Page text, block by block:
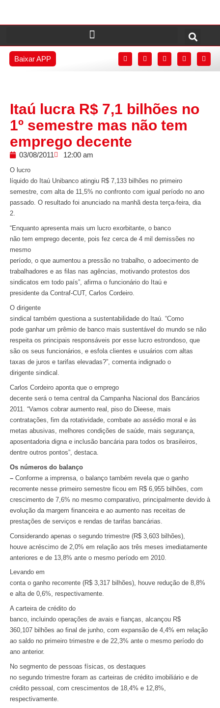
Baixar APP
Itaú lucra R$ 7,1 bilhões no
1º semestre mas não tem
emprego decente
03/08/2011 12:00 am
O lucro
líquido do Itaú Unibanco atingiu R$ 7,133 bilhões no primeiro
semestre, com alta de 11,5% no confronto com igual período no ano
passado. O resultado foi anunciado na manhã desta terça-feira, dia
2.
“Enquanto apresenta mais um lucro exorbitante, o banco
não tem emprego decente, pois fez cerca de 4 mil demissões no
mesmo
período, o que aumentou a pressão no trabalho, o adoecimento de
trabalhadores e as filas nas agências, motivando protestos dos
sindicatos em todo país”, afirma o funcionário do Itaú e
presidente da Contraf-CUT, Carlos Cordeiro.
O dirigente
sindical também questiona a sustentabilidade do Itaú. “Como
pode ganhar um prêmio de banco mais sustentável do mundo se não
respeita os principais responsáveis por esse lucro estrondoso, que
são os seus funcionários, e esfola clientes e usuários com altas
taxas de juros e tarifas elevadas?”, comenta indignado o
dirigente sindical.
Carlos Cordeiro aponta que o emprego
decente será o tema central da Campanha Nacional dos Bancários
2011. “Vamos cobrar aumento real, piso do Dieese, mais
contratações, fim da rotatividade, combate ao assédio moral e às
metas abusivas, melhores condições de saúde, mais segurança,
aposentadoria digna e inclusão bancária para todos os brasileiros,
dentre outros pontos”, destaca.
Os números do balanço
– Conforme a imprensa, o balanço também revela que o ganho
recorrente nesse primeiro semestre ficou em R$ 6,955 bilhões, com
crescimento de 7,6% no mesmo comparativo, principalmente devido à
evolução da margem financeira e ao aumento nas receitas de
prestações de serviços e rendas de tarifas bancárias.
Considerando apenas o segundo trimestre (R$ 3,603 bilhões),
houve acréscimo de 2,0% em relação aos três meses imediatamente
anteriores e de 13,8% ante o mesmo período em 2010.
Levando em
conta o ganho recorrente (R$ 3,317 bilhões), houve redução de 8,8%
e alta de 0,6%, respectivamente.
A carteira de crédito do
banco, incluindo operações de avais e fianças, alcançou R$
360,107 bilhões ao final de junho, com expansão de 4,4% em relação
ao saldo no primeiro trimestre e de 22,3% ante o mesmo período do
ano anterior.
No segmento de pessoas físicas, os destaques
no segundo trimestre foram as carteiras de crédito imobiliário e de
crédito pessoal, com crescimentos de 18,4% e 12,8%,
respectivamente.